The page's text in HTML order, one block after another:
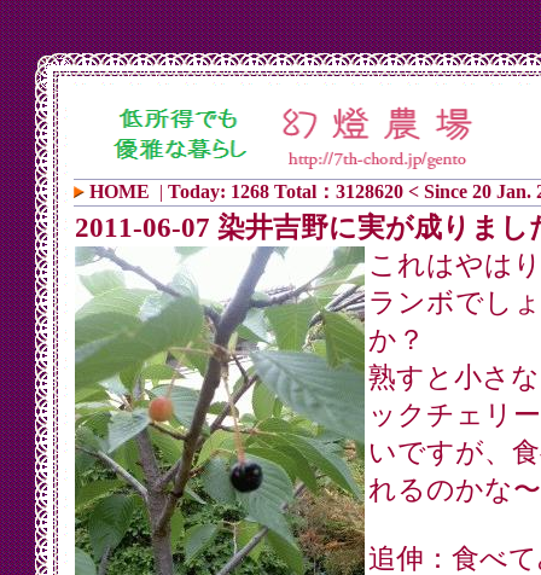
HOME | Today: 1268 Total：3128620 < Since 20 Jan.
2011-06-07 染井吉野に実が成りまし
これはやは
ランボでし
か？
熟すと小さ
ックチェリ
いですが、
れるのかな〜
追伸：食べ